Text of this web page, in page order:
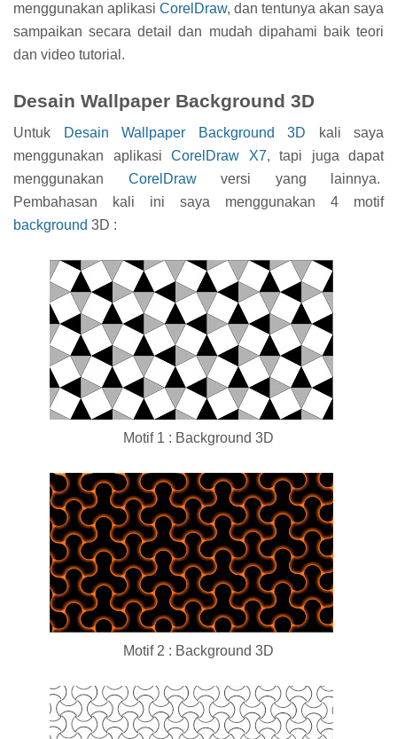
menggunakan aplikasi CorelDraw, dan tentunya akan saya
sampaikan secara detail dan mudah dipahami baik teori
dan video tutorial.
Desain Wallpaper Background 3D
Untuk Desain Wallpaper Background 3D kali saya
menggunakan aplikasi CorelDraw X7, tapi juga dapat
menggunakan CorelDrawversi yang lainnya.
Pembahasan kali ini saya menggunakan 4 motif
background 3D :
Motif 1 : Background 3D
Motif 2 : Background 3D